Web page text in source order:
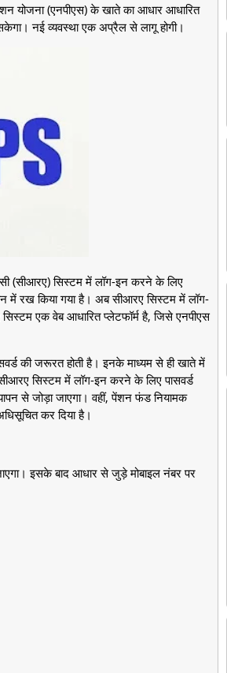
योजना (एनपीएस) के खाते का आधार आधारित
नई व्यवस्था एक अप्रैल से लागू होगी।
(सीआरए) सिस्टम में लॉग-इन करने के लिए
में रख किया गया है। अब सीआरए सिस्टम में लॉग-
एक वेब आधारित प्लेटफॉर्म है, जिसे एनपीएस
की जरूरत होती है। इनके माध्यम से ही खाते में
सिस्टम में लॉग-इन करने के लिए पासवर्ड
से जोड़ा जाएगा। वहीं, पेंशन फंड नियामक
कर दिया है।
इसके बाद आधार से जुड़े मोबाइल नंबर पर